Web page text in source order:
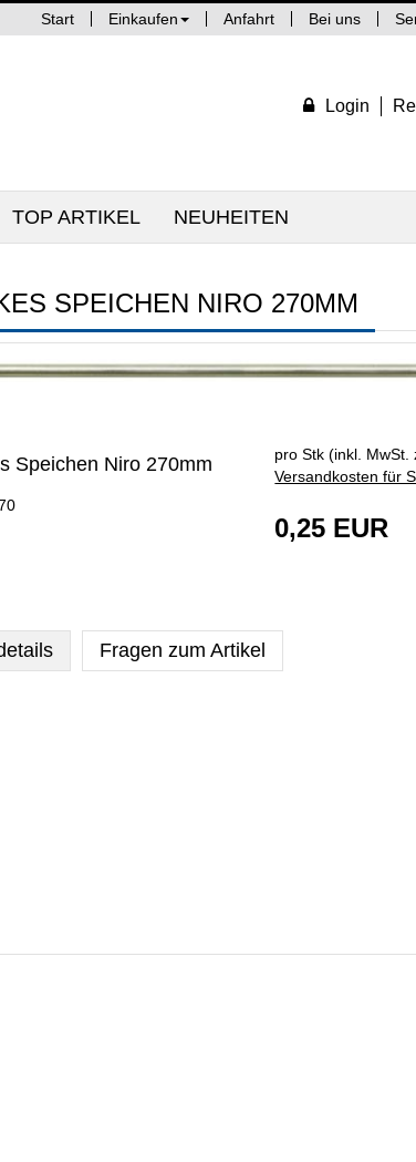
Start Einkaufen Anfahrt Bei uns
Login
TOP ARTIKEL NEUHEITEN
SPEICHEN NIRO 270MM
Speichen Niro 270mm
pro Stk (inkl. MwSt.
Versandkosten für
0,25 EUR
Fragen zum Artikel